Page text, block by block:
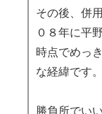
その後、併
０８年に平
時点でめっ
な経緯です。
勝負所でい